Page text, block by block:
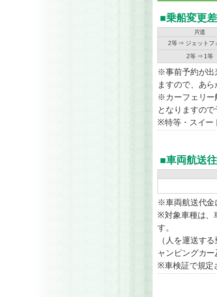
■乗船変更
片道
2等 ⇒ ジェットフ
2等 ⇒ 1等
※事前予約が出
ますので、あ
※カーフェリー
となりますの
※特等・スイー
■車両航送
※車両航送代金
※対象車種は、
す。
（人を運送す
ャンピングカ
※車検証で規定